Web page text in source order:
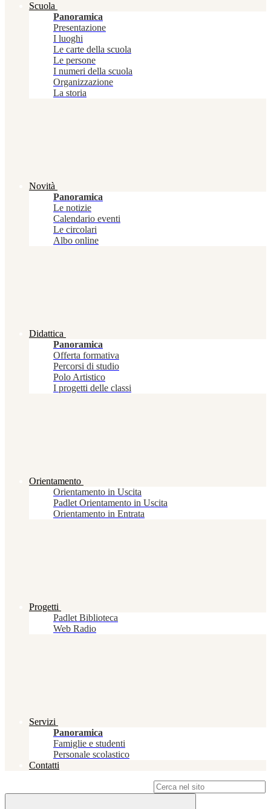
Scuola
Panoramica
Presentazione
I luoghi
Le carte della scuola
Le persone
I numeri della scuola
Organizzazione
La storia
Novità
Panoramica
Le notizie
Calendario eventi
Le circolari
Albo online
Didattica
Panoramica
Offerta formativa
Percorsi di studio
Polo Artistico
I progetti delle classi
Orientamento
Orientamento in Uscita
Padlet Orientamento in Uscita
Orientamento in Entrata
Progetti
Padlet Biblioteca
Web Radio
Servizi
Panoramica
Famiglie e studenti
Personale scolastico
Contatti